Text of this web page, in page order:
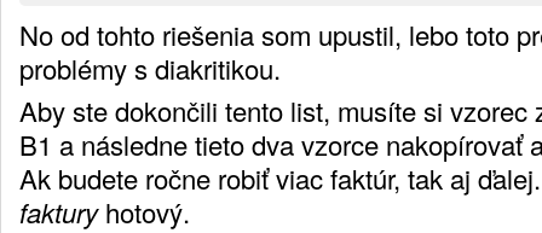
No od tohto riešenia som upustil, lebo toto
problémy s diakritikou.
Aby ste dokončili tento list, musíte si vzorec
B1 a následne tieto dva vzorce nakopírovať
Ak budete ročne robiť viac faktúr, tak aj
fakturyhotový.